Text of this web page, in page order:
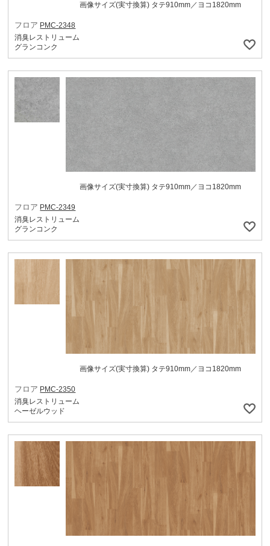
画像サイズ(実寸換算) タテ910mm／ヨコ1820mm
フロア PMC-2348
消臭レストリューム
グランコンク
画像サイズ(実寸換算) タテ910mm／ヨコ1820mm
フロア PMC-2349
消臭レストリューム
グランコンク
画像サイズ(実寸換算) タテ910mm／ヨコ1820mm
フロア PMC-2350
消臭レストリューム
ヘーゼルウッド